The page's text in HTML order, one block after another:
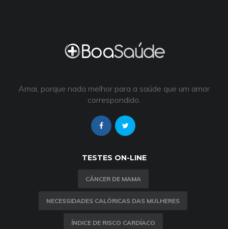
Amai, porque nada melhor para a saúde que um amor
correspondido.
TESTES ON-LINE
CÂNCER DE MAMA
NECESSIDADES CALÓRICAS DAS MULHERES
ÍNDICE DE RISCO CARDÍACO